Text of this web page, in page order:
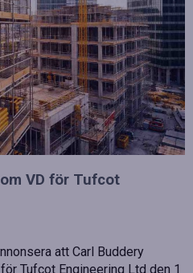
VD för Tufcot
att Carl Buddery
Tufcot Engineering Ltd den 1